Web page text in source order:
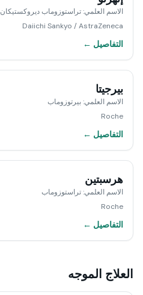
الاسم العلمي:تراستوزوماب ديروكستيكان
Daiichi Sankyo / AstraZeneca
التفاصيل ←
بيرجيتا
الاسم العلمي:بيرتوزوماب
Roche
التفاصيل ←
هرسبتين
الاسم العلمي:تراستوزوماب
Roche
التفاصيل ←
العلاج الموجه